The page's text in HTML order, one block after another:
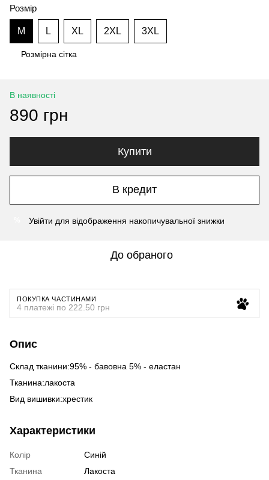
Розмір
M L XL 2XL 3XL
Розмірна сітка
В наявності
890 грн
Купити
В кредит
Увійти для відображення накопичувальної знижки
До обраного
ПОКУПКА ЧАСТИНАМИ
4 платежі по 222.50 грн
Опис
Склад тканини:95% - бавовна 5% - еластан
Тканина:лакоста
Вид вишивки:хрестик
Характеристики
Колір
Синій
Тканина
Лакоста